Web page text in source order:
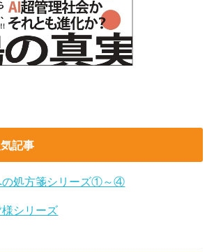
記事
の処方箋シリーズ①～④
様シリーズ